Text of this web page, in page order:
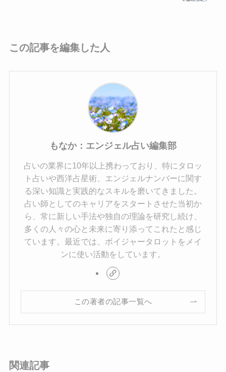
この記事を編集した人
もなか：エンジェル占い編集部
占いの業界に10年以上携わっており、特にタロッ
ト占いや西洋占星術、エンジェルナンバーに関す
る深い知識と実践的なスキルを磨いてきました。
占い師としてのキャリアをスタートさせた当初か
ら、常に新しい手法や独自の理論を研究し続け、
多くの人々の心と未来に寄り添ってこれたと感じ
ています。最近では、ボイジャータロットをメイ
ンに使い活動をしています。
この著者の記事一覧へ
関連記事